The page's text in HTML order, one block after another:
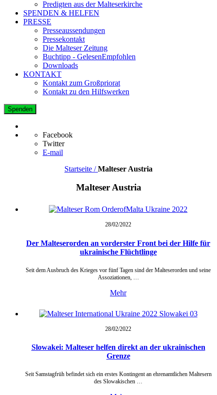
Predigten aus der Malteserkirche
SPENDEN & HELFEN
PRESSE
Presseaussendungen
Pressekontakt
Die Malteser Zeitung
Buchtipp - GelesenEmpfohlen
Downloads
KONTAKT
Kontakt zum Großpriorat
Kontakt zu den Hilfswerken
Spenden
Facebook
Twitter
E-mail
Startseite / Malteser Austria
Malteser Austria
28/02/2022
Der Malteserorden an vorderster Front bei der Hilfe für
ukrainische Flüchtlinge
Seit dem Ausbruch des Krieges vor fünf Tagen sind der Malteserorden und seine
Assoziationen, …
Mehr
28/02/2022
Slowakei: Malteser helfen direkt an der ukrainischen
Grenze
Seit Samstagfrüh befindet sich ein erstes Kontingent an ehrenamtlichen Maltesern
des Slowakischen …